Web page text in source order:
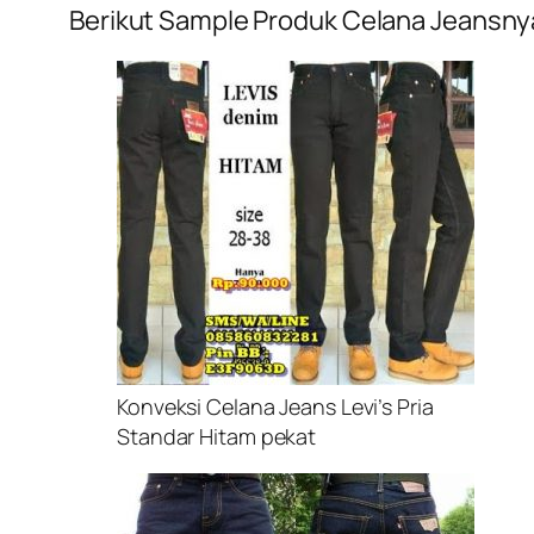
Berikut Sample Produk Celana
Konveksi Celana Jeans Levi’s Pria
Standar Hitam pekat